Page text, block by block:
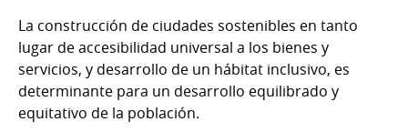
La construcción de ciudades sostenibles en tanto
lugar de accesibilidad universal a los bienes y
servicios, y desarrollo de un hábitat inclusivo, es
determinante para un desarrollo equilibrado y
equitativo de la población.